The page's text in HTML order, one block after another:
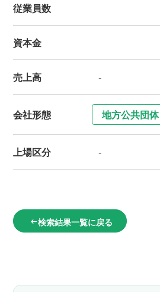
従業員数
資本金
売上高 -
会社形態 地方公共団体
上場区分 -
arrow_left_alt検索結果一覧に戻る